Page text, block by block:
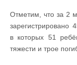
Отметим, что за 2
зарегистрировано
в которых 51
тяжести и трое